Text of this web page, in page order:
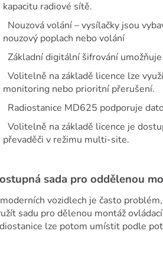
kapacitu radiové sítě.
Nouzová volání – vysílačky jsou
nouzový poplach nebo volání
Základní digitální šifrování
Volitelně na základě licence lze
monitoring nebo prioritní přerušení.
Radiostanice MD625 podporuje
Volitelně na základě licence je
převaděči v režimu multi-site.
sada pro oddělenou
vozidlech je často
sadu pro dělenou montáž
lze potom umístit podle